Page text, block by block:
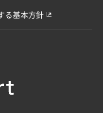
る基本方針